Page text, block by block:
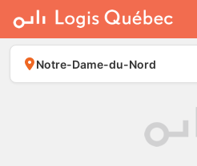
À LOUER
À VENDRE
PLACER UNE ANNONCE
Notre-Dame-du-Nord